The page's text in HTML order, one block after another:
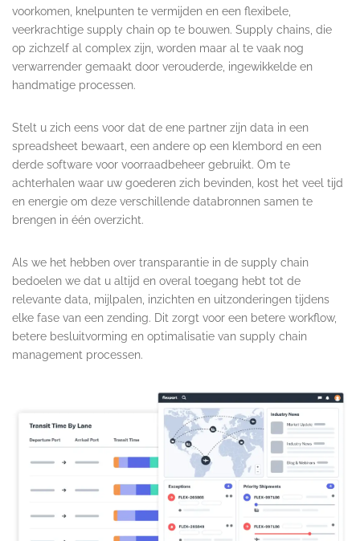
voorkomen, knelpunten te vermijden en een flexibele,
veerkrachtige supply chain op te bouwen. Supply chains, die
op zichzelf al complex zijn, worden maar al te vaak nog
verwarrender gemaakt door verouderde, ingewikkelde en
handmatige processen.
Stelt u zich eens voor dat de ene partner zijn data in een
spreadsheet bewaart, een andere op een klembord en een
derde software voor voorraadbeheer gebruikt. Om te
achterhalen waar uw goederen zich bevinden, kost het veel tijd
en energie om deze verschillende databronnen samen te
brengen in één overzicht.
Als we het hebben over transparantie in de supply chain
bedoelen we dat u altijd en overal toegang hebt tot de
relevante data, mijlpalen, inzichten en uitzonderingen tijdens
elke fase van een zending. Dit zorgt voor een betere workflow,
betere besluitvorming en optimalisatie van supply chain
management processen.